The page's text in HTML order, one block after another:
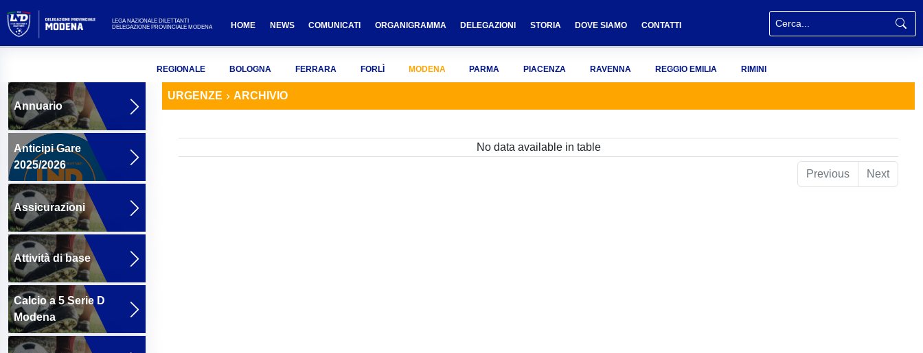
LEGA NAZIONALE DILETTANTI
DELEGAZIONE PROVINCIALE MODENA
HOME NEWS COMUNICATI ORGANIGRAMMA DELEGAZIONI STORIA DOVE SIAMO CONTATTI
REGIONALE BOLOGNA FERRARA FORLÌ MODENA PARMA PIACENZA RAVENNA REGGIO EMILIA RIMINI
Annuario
Anticipi Gare
2025/2026
Assicurazioni
Attività di base
Calcio a 5 Serie D
Modena
URGENZE ARCHIVIO
No data available in table
Previous Next